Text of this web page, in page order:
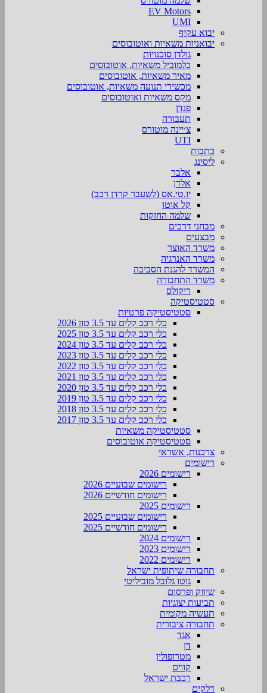
EV Motors
UMI
יבוא עקיף
יבואניות משאיות ואוטובוסים
גולדן סוכנויות
כלמוביל משאיות, אוטובוסים
מאיר משאיות, אוטובוסים
מכשירי תנועה משאיות, אוטובוסים
מקס משאיות ואוטובוסים
פנדן
תעבורה
צ׳יינה מוטורס
UTI
כתבות
ליסינג
אלבר
אלדן
יו.טי.אס (לשעבר קרדן רכב)
קל אוטו
שלמה החזקות
מבחני דרכים
מבצעים
משרד האוצר
משרד האנרגיה
המשרד להגנת הסביבה
משרד התחבורה
ריקולס
סטטיסטיקה
סטטיסטיקה פרטיות
כלי רכב קלים עד 3.5 טון 2026
כלי רכב קלים עד 3.5 טון 2025
כלי רכב קלים עד 3.5 טון 2024
כלי רכב קלים עד 3.5 טון 2023
כלי רכב קלים עד 3.5 טון 2022
כלי רכב קלים עד 3.5 טון 2021
כלי רכב קלים עד 3.5 טון 2020
כלי רכב קלים עד 3.5 טון 2019
כלי רכב קלים עד 3.5 טון 2018
כלי רכב קלים עד 3.5 טון 2017
סטטיסטיקה משאיות
סטטיסטיקה אוטובוסים
צרכנות, אשראי
רישומים
רישומים 2026
רישומים שבועיים 2026
רישומים חודשיים 2026
רישומים 2025
רישומים שבועיים 2025
רישומים חודשיים 2025
רישומים 2024
רישומים 2023
רישומים 2022
תחבורה שיתופית ישראל
גוטו גלובל מוביליטי
שיווק ופרסום
תביעות יצוגיות
תעשיה מקומית
תחבורה ציבורית
אגד
דן
מטרופולין
קווים
רכבת ישראל
דלקים